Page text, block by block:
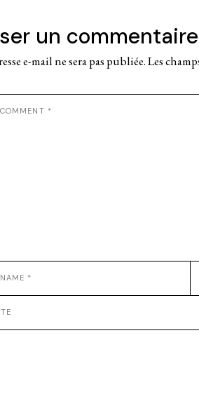
un commentaire
e-mail ne sera pas publiée.Les